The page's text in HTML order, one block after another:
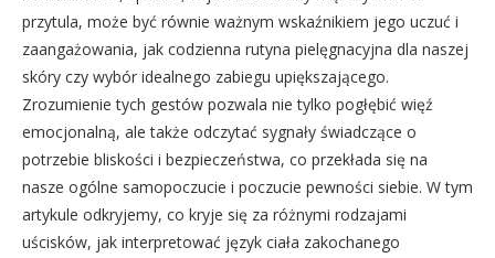
przytula, może być równie ważnym wskaźnikiem jego uczuć i
zaangażowania, jak codzienna rutyna pielęgnacyjna dla naszej
skóry czy wybór idealnego zabiegu upiększającego.
Zrozumienie tych gestów pozwala nie tylko pogłębić więź
emocjonalną, ale także odczytać sygnały świadczące o
potrzebie bliskości i bezpieczeństwa, co przekłada się na
nasze ogólne samopoczucie i poczucie pewności siebie. W tym
artykule odkryjemy, co kryje się za różnymi rodzajami
uścisków, jak interpretować język ciała zakochanego